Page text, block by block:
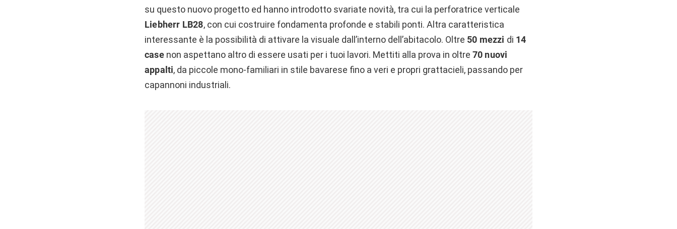
su questo nuovo progetto ed hanno introdotto svariate novità, tra cui la perforatrice verticale
Liebherr LB28, con cui costruire fondamenta profonde e stabili ponti. Altra caratteristica
interessante è la possibilità di attivare la visuale dall’interno dell’abitacolo. Oltre 50 mezzi di 14
casenon aspettano altro di essere usati per i tuoi lavori. Mettiti alla prova in oltre 70 nuovi
appalti, da piccole mono-familiari in stile bavarese fino a veri e propri grattacieli, passando per
capannoni industriali.